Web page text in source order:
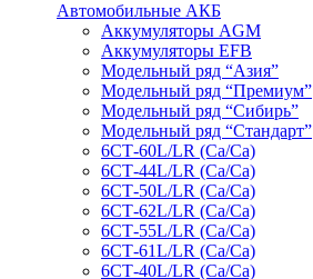
Автомобильные АКБ
Аккумуляторы AGM
Аккумуляторы EFB
Модельный ряд “Азия”
Модельный ряд “Премиум”
Модельный ряд “Сибирь”
Модельный ряд “Стандарт”
6СТ-60L/LR (Ca/Ca)
6СТ-44L/LR (Са/Са)
6СТ-50L/LR (Ca/Ca)
6СТ-62L/LR (Ca/Ca)
6СТ-55L/LR (Ca/Ca)
6СТ-61L/LR (Ca/Ca)
6СТ-40L/LR (Ca/Ca)